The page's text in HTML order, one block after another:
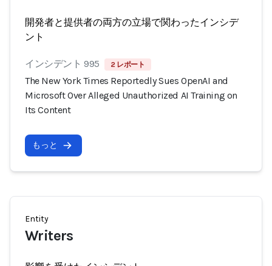
開発者と提供者の両方の立場で関わったインシデ
ント
インシデント 995 2 レポート
The New York Times Reportedly Sues OpenAI and
Microsoft Over Alleged Unauthorized AI Training on
Its Content
もっと
Entity
Writers